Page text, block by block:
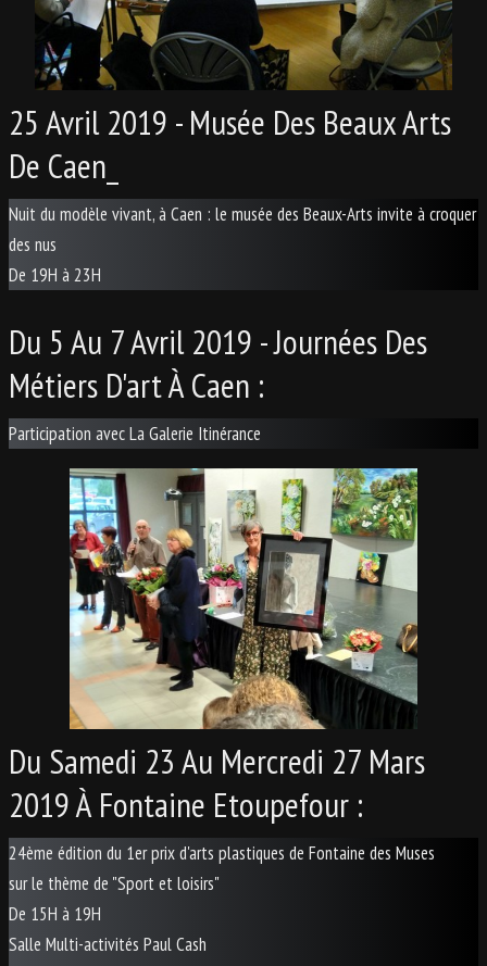
25 Avril 2019 - Musée Des Beaux Arts
De Caen_
Nuit du modèle vivant, à Caen : le musée des Beaux-Arts invite à croquer
des nus
De 19H à 23H
Du 5 Au 7 Avril 2019 - Journées Des
Métiers D'art À Caen :
Participation avec La Galerie Itinérance
Du Samedi 23 Au Mercredi 27 Mars
2019 À Fontaine Etoupefour :
24ème édition du 1er prix d'arts plastiques de Fontaine des Muses
sur le thème de "Sport et loisirs"
De 15H à 19H
Salle Multi-activités Paul Cash